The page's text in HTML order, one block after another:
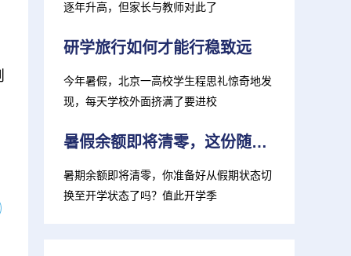
逐年升高，但家长与教师对此了
研学旅行如何才能行稳致远
今年暑假，北京一高校学生程思礼惊奇地发
现，每天学校外面挤满了要进校
暑假余额即将清零，这份随申办“开学服务包”请收好→
暑期余额即将清零，你准备好从假期状态切
换至开学状态了吗？值此开学季